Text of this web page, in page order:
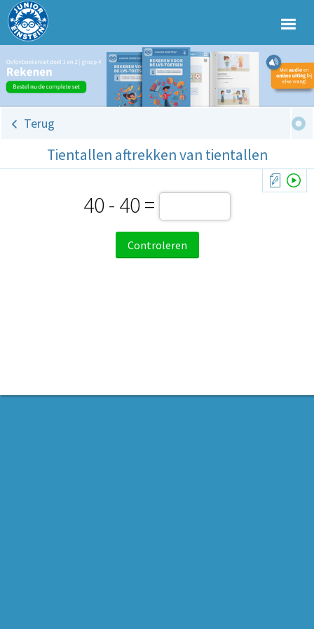
Terug
Tientallen aftrekken van tientallen
40 - 40 =